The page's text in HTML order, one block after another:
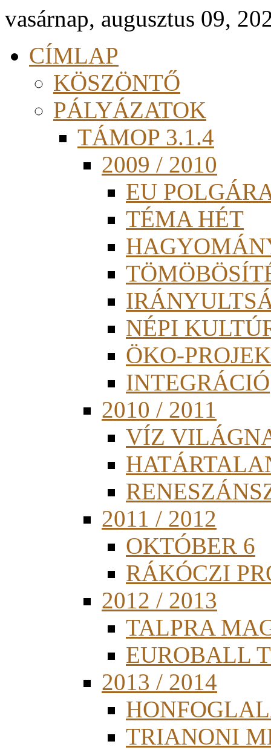
vasárnap, augusztus 09,
CÍMLAP
KÖSZÖNTŐ
PÁLYÁZATOK
TÁMOP 3.1.4
2009 / 2010
EU
TÉMA HÉT
NÉPI
ÖKO-
INTEGRÁCIÓ
2010 / 2011
VÍZ
2011 / 2012
OKTÓBER 6
RÁKÓCZI
2012 / 2013
TALPRA
EUROBALL
2013 / 2014
TRIANONI